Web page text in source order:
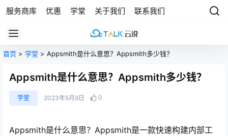
服务商库 优惠 学堂 关于我们 联系我们
首页 > 学堂 > Appsmith是什么意思？Appsmith多少钱？
Appsmith是什么意思？Appsmith多少钱？
学堂 2023年5月9日 0
Appsmith是什么意思？Appsmith是一款快速构建内部工